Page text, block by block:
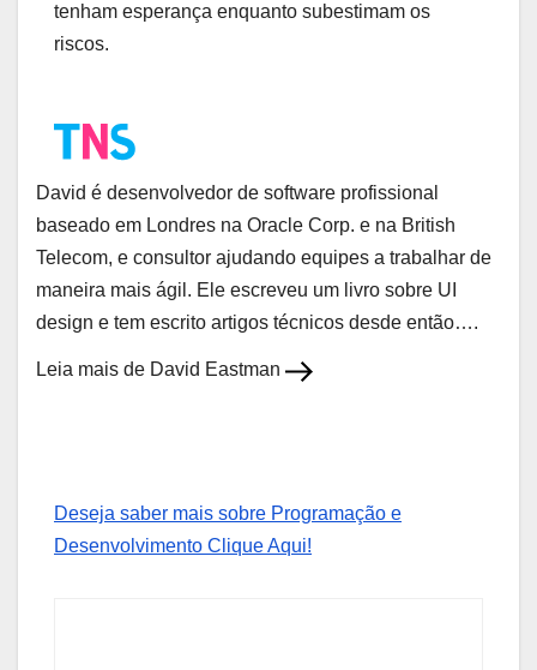
tenham esperança enquanto subestimam os
riscos.
David é desenvolvedor de software profissional
baseado em Londres na Oracle Corp. e na British
Telecom, e consultor ajudando equipes a trabalhar de
maneira mais ágil. Ele escreveu um livro sobre UI
design e tem escrito artigos técnicos desde então….
Leia mais de David Eastman
Deseja saber mais sobre Programação e
Desenvolvimento Clique Aqui!